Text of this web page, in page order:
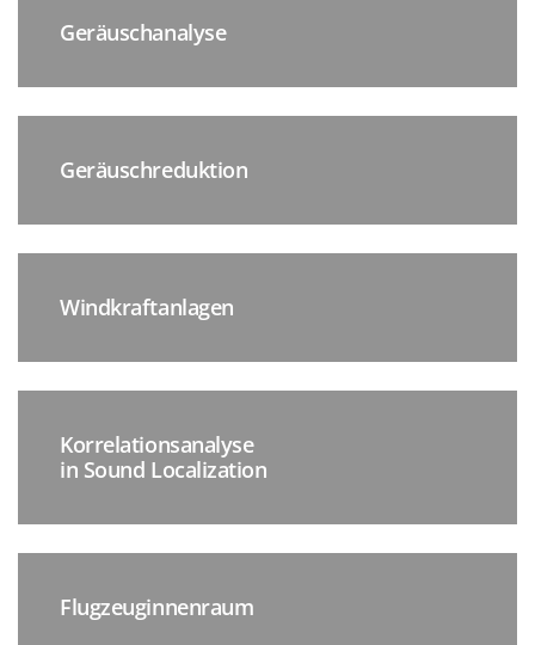
Geräuschanalyse
Geräuschreduktion
Windkraftanlagen
Korrelationsanalyse
in Sound Localization
Flugzeuginnenraum